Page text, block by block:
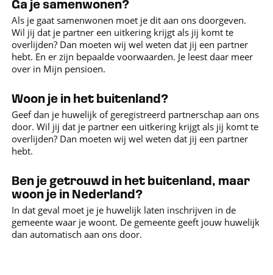
Ga je samenwonen?
Als je gaat samenwonen moet je dit aan ons doorgeven.
Wil jij dat je partner een uitkering krijgt als jij komt te
overlijden? Dan moeten wij wel weten dat jij een partner
hebt. En er zijn bepaalde voorwaarden. Je leest daar meer
over in Mijn pensioen.
Woon je in het buitenland?
Geef dan je huwelijk of geregistreerd partnerschap aan ons
door. Wil jij dat je partner een uitkering krijgt als jij komt te
overlijden? Dan moeten wij wel weten dat jij een partner
hebt.
Ben je getrouwd in het buitenland, maar
woon je in Nederland?
In dat geval moet je je huwelijk laten inschrijven in de
gemeente waar je woont. De gemeente geeft jouw huwelijk
dan automatisch aan ons door.